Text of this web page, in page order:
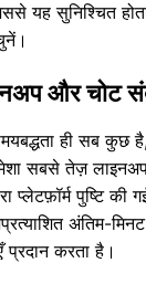
यह सुनिश्चित
और चोट
ही सब कुछ
सबसे तेज़
पुष्टि की
अंतिम-
प्रदान करता है।